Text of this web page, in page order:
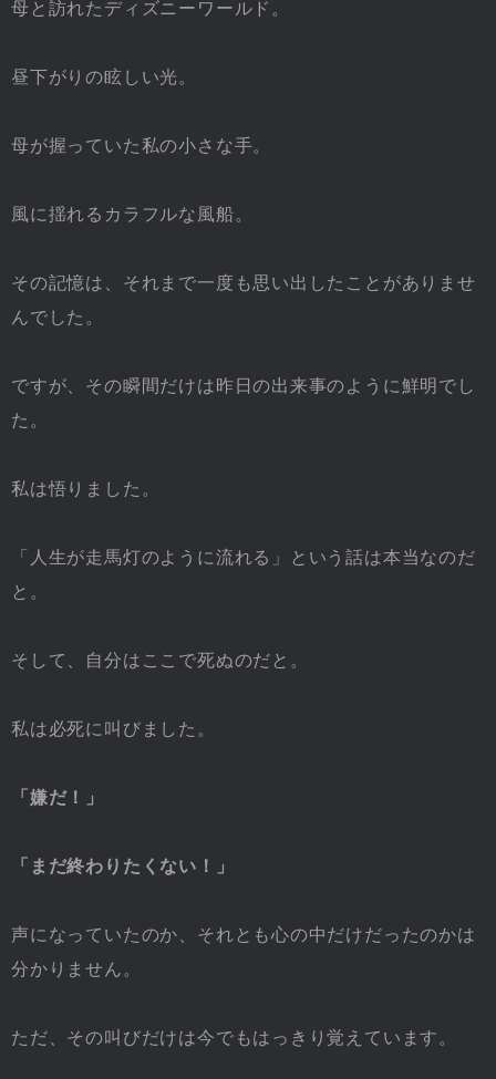
母と訪れたディズニーワールド。
昼下がりの眩しい光。
母が握っていた私の小さな手。
風に揺れるカラフルな風船。
その記憶は、それまで一度も思い出したことがありませ
んでした。
ですが、その瞬間だけは昨日の出来事のように鮮明でし
た。
私は悟りました。
「人生が走馬灯のように流れる」という話は本当なのだ
と。
そして、自分はここで死ぬのだと。
私は必死に叫びました。
「嫌だ！」
「まだ終わりたくない！」
声になっていたのか、それとも心の中だけだったのかは
分かりません。
ただ、その叫びだけは今でもはっきり覚えています。